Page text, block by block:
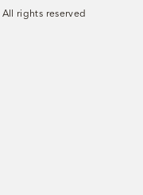
rights reserved